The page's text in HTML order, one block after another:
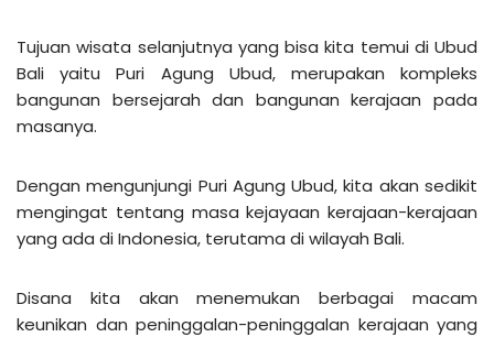
Tujuan wisata selanjutnya yang bisa kita temui di Ubud
Bali yaitu Puri Agung Ubud, merupakan kompleks
bangunan bersejarah dan bangunan kerajaan pada
masanya.
Dengan mengunjungi Puri Agung Ubud, kita akan sedikit
mengingat tentang masa kejayaan kerajaan-kerajaan
yang ada di Indonesia, terutama di wilayah Bali.
Disana kita akan menemukan berbagai macam
keunikan dan peninggalan-peninggalan kerajaan yang